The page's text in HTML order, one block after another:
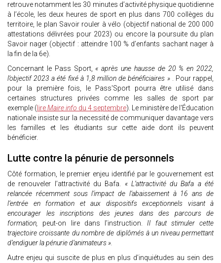
retrouve notamment les 30 minutes d’activité physique quotidienne
à l’école, les deux heures de sport en plus dans 700 collèges du
territoire, le plan Savoir rouler à vélo (objectif national de 200 000
attestations délivrées pour 2023) ou encore la poursuite du plan
Savoir nager (objectif : atteindre 100 % d’enfants sachant nager à
la fin de la 6e).
Concernant le Pass Sport, « après une hausse de 20 % en 2022,
l’objectif 2023 a été fixé à 1,8 million de bénéficiaires » . Pour rappel,
pour la première fois, le Pass'Sport pourra être utilisé dans
certaines structures privées comme les salles de sport par
exemple ( lireMaire info du 4 septembre). Le ministère de l'Éducation
nationale insiste sur la necessité de communiquer davantage vers
les familles et les étudiants sur cette aide dont ils peuvent
bénéficier.
Lutte contre la pénurie de personnels
Côté formation, le premier enjeu identifié par le gouvernement est
de renouveler l’attractivité du Bafa. « L’attractivité du Bafa a été
relancée récemment sous l’impact de l’abaissement à 16 ans de
l’entrée en formation et aux dispositifs exceptionnels visant à
encourager les inscriptions des jeunes dans des parcours de
formation, peut-on lire dans l’instruction.Il faut stimuler cette
trajectoire croissante du nombre de diplômés à un niveau permettant
d’endiguer la pénurie d’animateurs ».
Autre enjeu qui suscite de plus en plus d’inquiétudes au sein des